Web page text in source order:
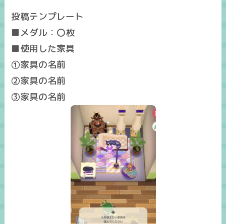
投稿テンプレート
■メダル：〇枚
■使用した家具
①家具の名前
②家具の名前
③家具の名前